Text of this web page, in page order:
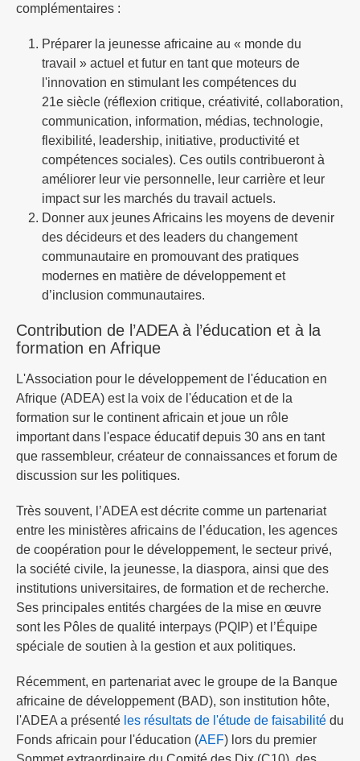
complémentaires :
Préparer la jeunesse africaine au « monde du
travail » actuel et futur en tant que moteurs de
l'innovation en stimulant les compétences du
21e siècle (réflexion critique, créativité, collaboration,
communication, information, médias, technologie,
flexibilité, leadership, initiative, productivité et
compétences sociales). Ces outils contribueront à
améliorer leur vie personnelle, leur carrière et leur
impact sur les marchés du travail actuels.
Donner aux jeunes Africains les moyens de devenir
des décideurs et des leaders du changement
communautaire en promouvant des pratiques
modernes en matière de développement et
d’inclusion communautaires.
Contribution de l’ADEA à l’éducation et à la
formation en Afrique
L'Association pour le développement de l'éducation en
Afrique (ADEA) est la voix de l'éducation et de la
formation sur le continent africain et joue un rôle
important dans l'espace éducatif depuis 30 ans en tant
que rassembleur, créateur de connaissances et forum de
discussion sur les politiques.
Très souvent, l’ADEA est décrite comme un partenariat
entre les ministères africains de l’éducation, les agences
de coopération pour le développement, le secteur privé,
la société civile, la jeunesse, la diaspora, ainsi que des
institutions universitaires, de formation et de recherche.
Ses principales entités chargées de la mise en œuvre
sont les Pôles de qualité interpays (PQIP) et l’Équipe
spéciale de soutien à la gestion et aux politiques.
Récemment, en partenariat avec le groupe de la Banque
africaine de développement (BAD), son institution hôte,
l'ADEA a présenté les résultats de l'étude de faisabilité du
Fonds africain pour l'éducation (AEF) lors du premier